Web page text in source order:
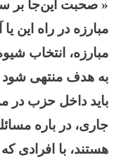
« صحبت این‌جا بر
مبارزه در راه این
مبارزه، انتخاب
به هدف منتهی شود
باید داخل حزب در
جاری، در باره
هستند، با افرادی که